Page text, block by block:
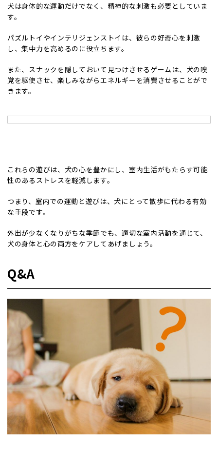
犬は身体的な運動だけでなく、精神的な刺激も必要としていま
す。
パズルトイやインテリジェンストイは、彼らの好奇心を刺激
し、集中力を高めるのに役立ちます。
また、スナックを隠しておいて見つけさせるゲームは、犬の嗅
覚を駆使させ、楽しみながらエネルギーを消費させることがで
きます。
これらの遊びは、犬の心を豊かにし、室内生活がもたらす可能
性のあるストレスを軽減します。
つまり、室内での運動と遊びは、犬にとって散歩に代わる有効
な手段です。
外出が少なくなりがちな季節でも、適切な室内活動を通じて、
犬の身体と心の両方をケアしてあげましょう。
Q&A